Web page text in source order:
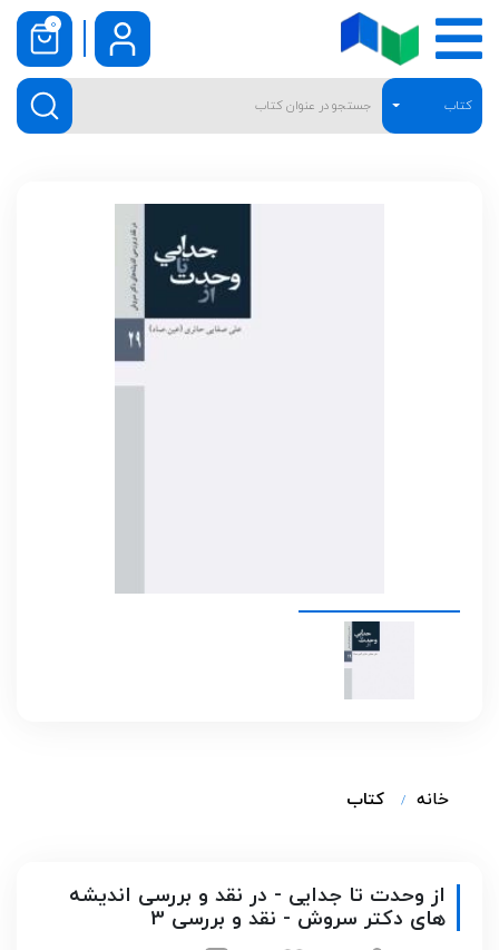
کتاب
0
خانه کتاب
از وحدت تا جدایی - در نقد و بررسی اندیشه
های دکتر سروش - نقد و بررسی 3